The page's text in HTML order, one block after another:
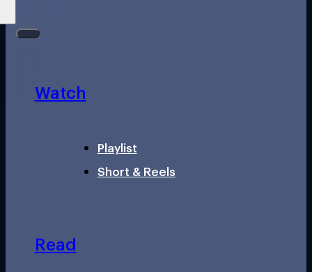
Watch
Playlist
Short & Reels
Read